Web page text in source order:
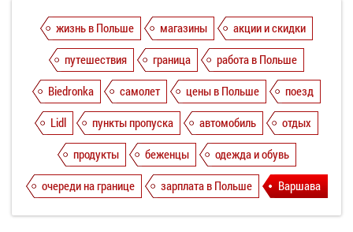
жизнь в Польше магазины
акции и скидки
путешествия
граница
работа в Польше
Biedronka
самолет цены в Польше
поезд
Lidl
пункты пропуска автомобиль
отдых
продукты
беженцы
одежда и обувь
очереди на границе
зарплата в Польше Варшава